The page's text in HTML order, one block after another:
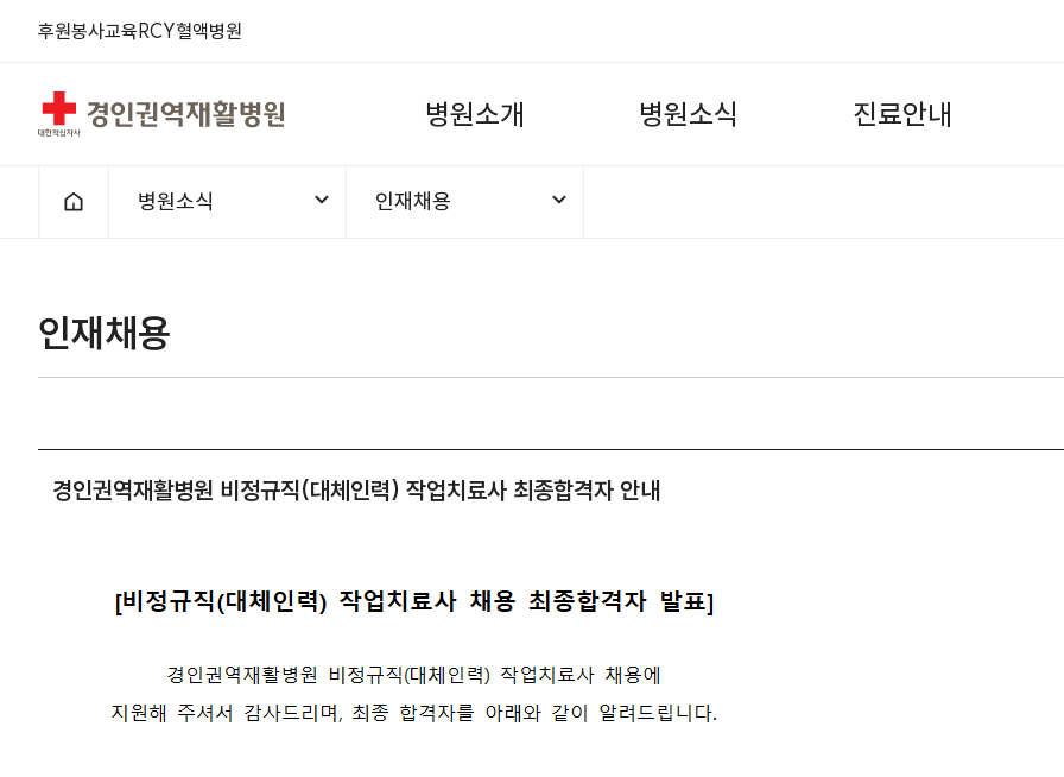
후원봉사교육 RCY혈액병원
경인권역재활병원 병원소개 병원소식 진료안내
홈으로
병원소식 인재채용
인재채용
경인권역재활병원 비정규직(대체인력) 작업치료사 최종합격자 안내